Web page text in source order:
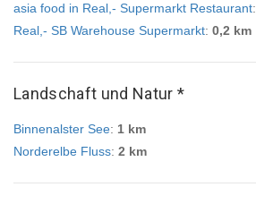
asia food in Real,- Supermarkt Restaurant:
Real,- SB Warehouse Supermarkt: 0,2 km
Landschaft und Natur *
Binnenalster See: 1 km
Norderelbe Fluss: 2 km